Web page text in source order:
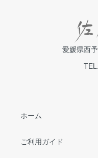
愛媛県西
ホーム
ご利用ガイド